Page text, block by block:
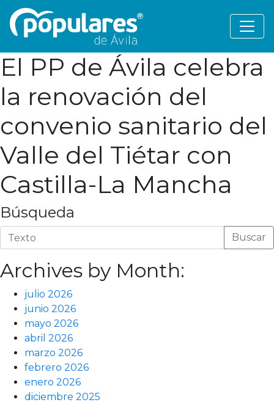
El PP de Ávila celebra
la renovación del
convenio sanitario del
Valle del Tiétar con
Castilla-La Mancha
Búsqueda
Buscar
Archives by Month:
julio 2026
junio 2026
mayo 2026
abril 2026
marzo 2026
febrero 2026
enero 2026
diciembre 2025